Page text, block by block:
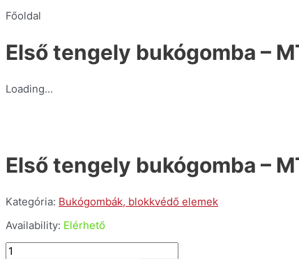
Főoldal
Első tengely bukógomba –
Loading...
Első tengely bukógomba –
Kategória: Bukógombák, blokkvédő elemek
Availability: Elérhető
Első